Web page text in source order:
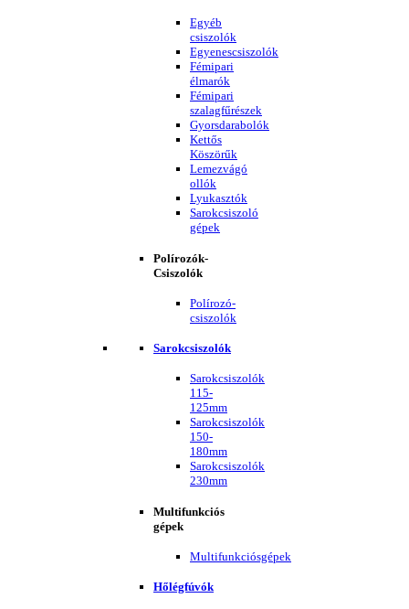
Egyéb
csiszolók
Egyenescsiszolók
Fémipari
élmarók
Fémipari
szalagfűrészek
Gyorsdarabolók
Kettős
Köszörűk
Lemezvágó
ollók
Lyukasztók
Sarokcsiszoló
gépek
Polírozók-
Csiszolók
Polírozó-
csiszolók
Sarokcsiszolók
Sarokcsiszolók
115-
125mm
Sarokcsiszolók
150-
180mm
Sarokcsiszolók
230mm
Multifunkciós
gépek
Multifunkciósgépek
Hőlégfúvók